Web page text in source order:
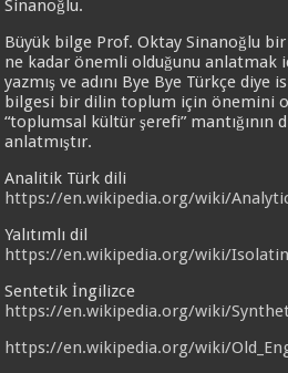
Sinanoğlu.
Büyük bilge Prof. Oktay Sinanoğlu
ne kadar önemli olduğunu anlatmak
yazmış ve adını Bye Bye Türkçe diye
bilgesi bir dilin toplum için önemini o
“toplumsal kültür şerefi” mantığının
anlatmıştır.
Analitik Türk dili
https://en.wikipedia.org/wiki/
Yalıtımlı dil
https://en.wikipedia.org/wiki/
Sentetik İngilizce
https://en.wikipedia.org/wiki/
https://en.wikipedia.org/wiki/